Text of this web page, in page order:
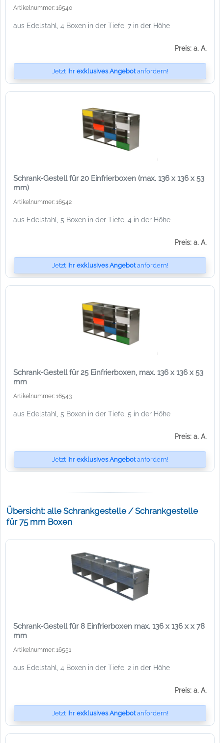
Artikelnummer: 16540
aus Edelstahl, 4 Boxen in der Tiefe, 7 in der Höhe
Preis: a. A.
Jetzt Ihr exklusives Angebotanfordern!
Schrank-Gestell für 20 Einfrierboxen (max. 136 x 136 x 53
mm)
Artikelnummer: 16542
aus Edelstahl, 5 Boxen in der Tiefe, 4 in der Höhe
Preis: a. A.
Jetzt Ihr exklusives Angebotanfordern!
Schrank-Gestell für 25 Einfrierboxen, max. 136 x 136 x 53
mm
Artikelnummer: 16543
aus Edelstahl, 5 Boxen in der Tiefe, 5 in der Höhe
Preis: a. A.
Jetzt Ihr exklusives Angebotanfordern!
Übersicht: alle Schrankgestelle / Schrankgestelle
für 75 mm Boxen
Schrank-Gestell für 8 Einfrierboxen max. 136 x 136 x x 78
mm
Artikelnummer: 16551
aus Edelstahl, 4 Boxen in der Tiefe, 2 in der Höhe
Preis: a. A.
Jetzt Ihr exklusives Angebotanfordern!